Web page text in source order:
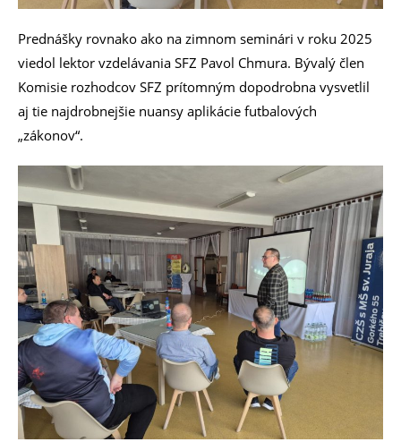
Prednášky rovnako ako na zimnom seminári v roku 2025
viedol lektor vzdelávania SFZ Pavol Chmura. Bývalý člen
Komisie rozhodcov SFZ prítomným dopodrobna vysvetlil
aj tie najdrobnejšie nuansy aplikácie futbalových
„zákonov“.